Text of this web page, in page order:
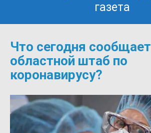
газета
Что сегодня сообщает
областной штаб по
коронавирусу?